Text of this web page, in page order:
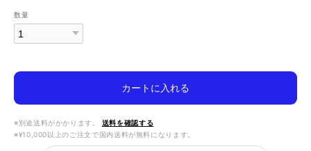
数量
カートに入れる
※別途送料がかかります。
送料を確認する
※¥10,000以上のご注文で国内送料が無料になります。